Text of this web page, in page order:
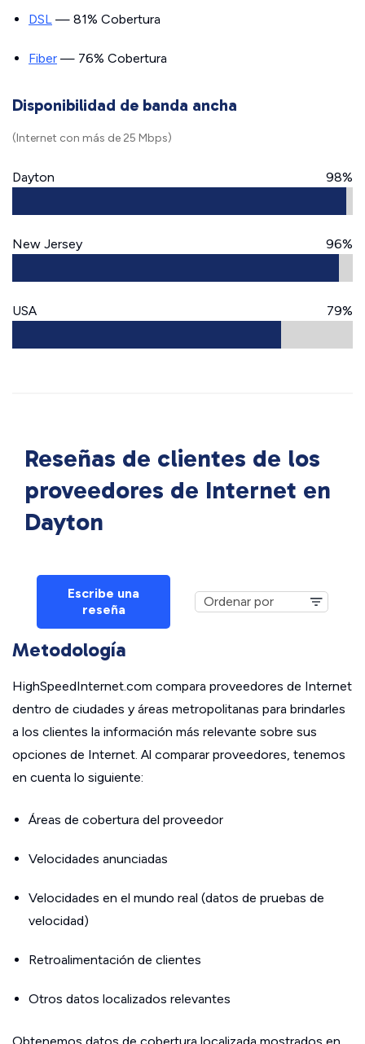
DSL — 81% Cobertura
Fiber — 76% Cobertura
Disponibilidad de banda ancha
(Internet con más de 25 Mbps)
Dayton 98%
New Jersey 96%
USA 79%
Reseñas de clientes de los
proveedores de Internet en
Dayton
Escribe una
reseña
Metodología
HighSpeedInternet.com compara proveedores de Internet
dentro de ciudades y áreas metropolitanas para brindarles
a los clientes la información más relevante sobre sus
opciones de Internet. Al comparar proveedores, tenemos
en cuenta lo siguiente:
Áreas de cobertura del proveedor
Velocidades anunciadas
Velocidades en el mundo real (datos de pruebas de
velocidad)
Retroalimentación de clientes
Otros datos localizados relevantes